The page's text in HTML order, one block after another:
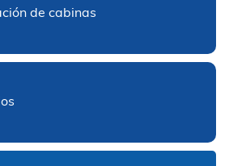
de cabinas